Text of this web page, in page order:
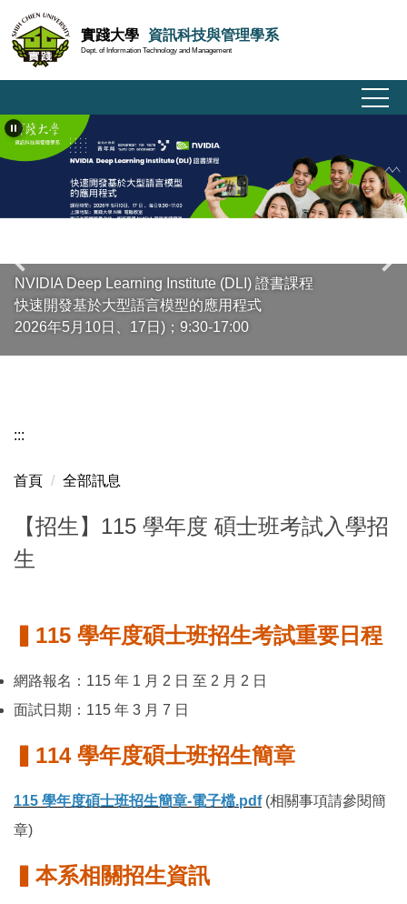
到
主
要
容
區
實踐大學 資訊科技與管理學系
Dept. of Information Technology and Management
NVIDIA Deep Learning Institute (DLI) 證書課程
快速開發基於大型語言模型的應用程式
2026年5月10日、17日)；9:30-17:00
:::
首頁 全部訊息
【招生】115 學年度 碩士班考試入學招
生
▍115 學年度碩士班招生考試重要日程
網路報名：115 年 1 月 2 日 至 2 月 2 日
面試日期：115 年 3 月 7 日
▍114 學年度碩士班招生簡章
115 學年度碩士班招生簡章-電子檔.pdf (相關事項請參閱簡
章)
▍本系相關招生資訊